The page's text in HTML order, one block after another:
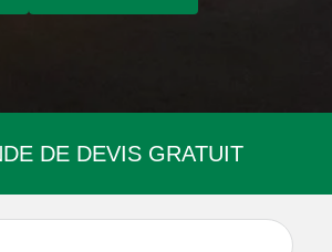
DE DEVIS GRATUIT